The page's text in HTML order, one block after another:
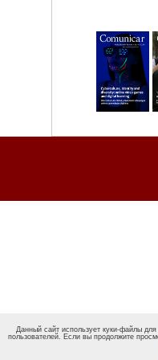
Данный сайт использует куки-файлы
пользователей. Если вы продолжите